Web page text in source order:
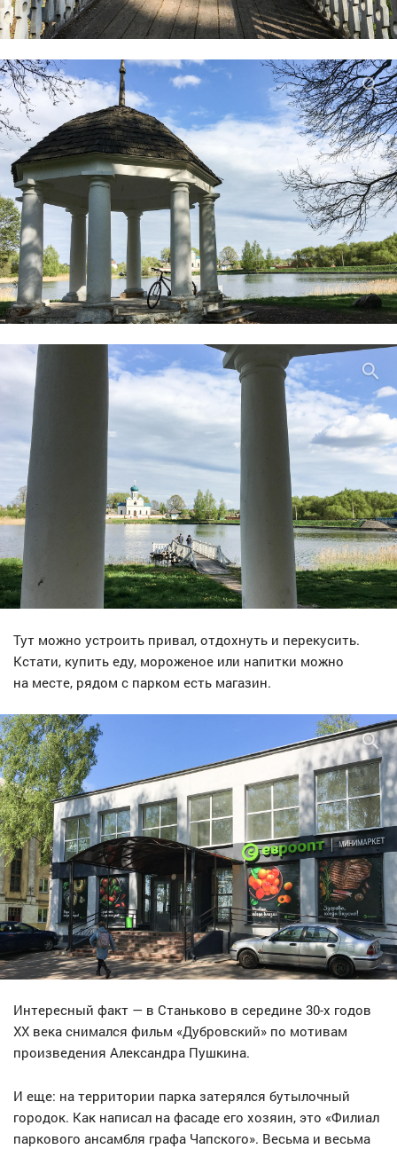
Тут можно устроить привал, отдохнуть и перекусить.
Кстати, купить еду, мороженое или напитки можно
на месте, рядом с парком есть магазин.
Интересный факт — в Станьково в середине 30-х годов
XX века снимался фильм «Дубровский» по мотивам
произведения Александра Пушкина.
И еще: на территории парка затерялся бутылочный
городок. Как написал на фасаде его хозяин, это «Филиал
паркового ансамбля графа Чапского». Весьма и весьма